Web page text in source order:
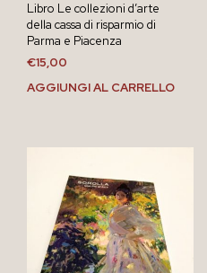
Libro Le collezioni d’arte
della cassa di risparmio di
Parma e Piacenza
€15,00
AGGIUNGI AL CARRELLO